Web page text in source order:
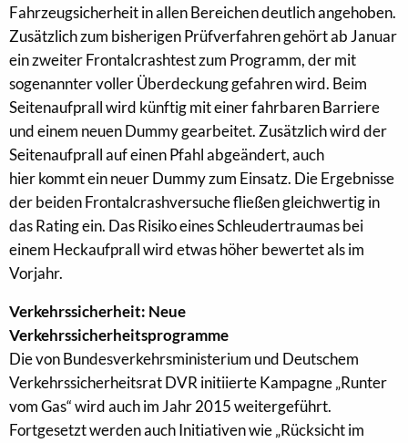
Fahrzeugsicherheit in allen Bereichen deutlich angehoben.
Zusätzlich zum bisherigen Prüfverfahren gehört ab Januar
ein zweiter Frontalcrashtest zum Programm, der mit
sogenannter voller Überdeckung gefahren wird. Beim
Seitenaufprall wird künftig mit einer fahrbaren Barriere
und einem neuen Dummy gearbeitet. Zusätzlich wird der
Seitenaufprall auf einen Pfahl abgeändert, auch
hier kommt ein neuer Dummy zum Einsatz. Die Ergebnisse
der beiden Frontalcrashversuche fließen gleichwertig in
das Rating ein. Das Risiko eines Schleudertraumas bei
einem Heckaufprall wird etwas höher bewertet als im
Vorjahr.
Verkehrssicherheit: Neue
Verkehrssicherheitsprogramme
Die von Bundesverkehrsministerium und Deutschem
Verkehrssicherheitsrat DVR initiierte Kampagne „Runter
vom Gas“ wird auch im Jahr 2015 weitergeführt.
Fortgesetzt werden auch Initiativen wie „Rücksicht im